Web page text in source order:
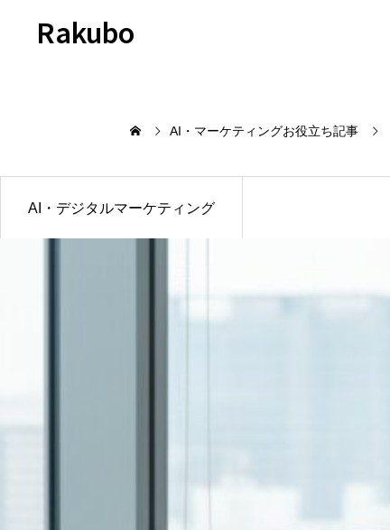
Rakubo
AI・マーケティングお役立ち記事
AI・デジタルマーケティング